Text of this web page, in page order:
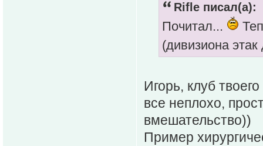
Rifle писал(а):
Почитал...
(дивизиона
Игорь, клуб
все неплохо,
вмешательство))
Пример